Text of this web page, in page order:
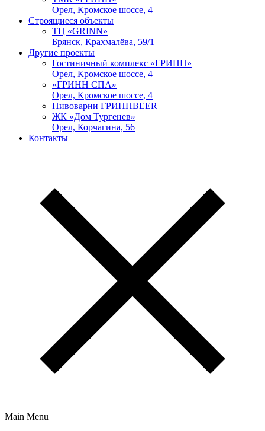
Орел, Кромское шоссе, 4
Строящиеся объекты
ТЦ «GRINN»
Брянск, Крахмалёва, 59/1
Другие проекты
Гостиничный комплекс «ГРИНН»
Орел, Кромское шоссе, 4
«ГРИНН СПА»
Орел, Кромское шоссе, 4
Пивоварни ГРИННBEER
ЖК «Дом Тургенев»
Орел, Корчагина, 56
Контакты
Main Menu